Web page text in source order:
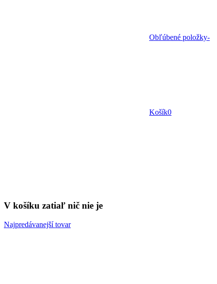
Obľúbené položky-
Košík0
V košíku zatiaľ nič nie je
Najpredávanejší tovar